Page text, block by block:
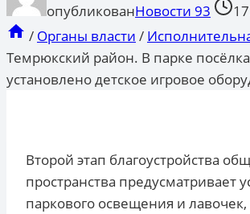
опубликованНовости 93
/ Органы власти /
Темрюкский район. В парке
установлено детское игровое
Второй этап благоустройства
пространства предусматривает
паркового освещения и